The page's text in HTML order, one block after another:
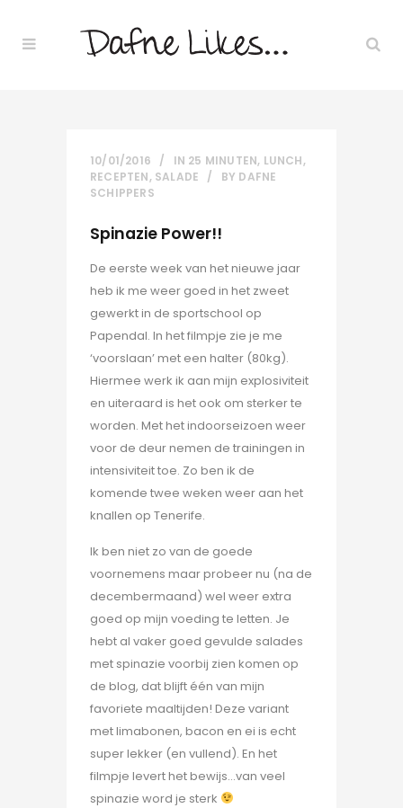
10/01/2016 IN 25 MINUTEN, LUNCH,
RECEPTEN, SALADE BY DAFNE
SCHIPPERS
Spinazie Power!!
De eerste week van het nieuwe jaar
heb ik me weer goed in het zweet
gewerkt in de sportschool op
Papendal. In het filmpje zie je me
‘voorslaan’ met een halter (80kg).
Hiermee werk ik aan mijn explosiviteit
en uiteraard is het ook om sterker te
worden. Met het indoorseizoen weer
voor de deur nemen de trainingen in
intensiviteit toe. Zo ben ik de
komende twee weken weer aan het
knallen op Tenerife.
Ik ben niet zo van de goede
voornemens maar probeer nu (na de
decembermaand) wel weer extra
goed op mijn voeding te letten. Je
hebt al vaker goed gevulde salades
met spinazie voorbij zien komen op
de blog, dat blijft één van mijn
favoriete maaltijden! Deze variant
met limabonen, bacon en ei is echt
super lekker (en vullend). En het
filmpje levert het bewijs…van veel
spinazie word je sterk